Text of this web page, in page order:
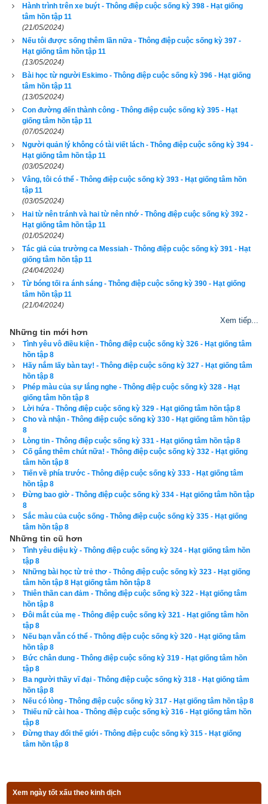
tiếng nói vọng lên:
- Tức là mẹ mày đã bỏ mày trong thùng rác đó.
Cả xe im bặt. Andy tiếp tục nói những lời cay độc:
- Mày bị bỏ trong thùng rác đó. Cũng may là có người đã
lượm mày ra, chứ nếu không, mày đã bị xe xúc rác cán nát ra
rồi.
Neil thấy như tim mình nhói lên trong lồng ngực. Cậu bé muốn
xuống xe ngay lập tức, nhưng bác tài không cho phép bởi ông
biết nhà cậu vẫn còn xa. Để xoa dịu nỗi đau của Neil, mọi
người trên xe cố làm ra vẻ bình thường, lại trò chuyện râm
ran như trước, nhưng cậu bé chẳng thể nghe được gì.
Jimmy đã đi học về trước, đang phụ mẹ nấu bữa tối trong nhà
bếp. Trên bàn ăn, phần sữa và bánh Oreos dành cho Neil vẫn
nằm đó.
- Có chuyện gì thế hả con? - Mẹ cậu hỏi ngay, đúng như cách
những bà mẹ vẫn thường làm khi cảm nhận được có gì đó
không hay xảy đến với con của mình, trước cả khi chúng kể
cho họ nghe.
Neil ấm ức kể cho mẹ và anh nghe những gì Andy đã nói.
Người mẹ lặng người trên ghế, không biết nói sao với con trai
mình. Bà biết rằng tất cả những gì bà đã đọc được trong sách
không thể nào giúp xua tan được nỗi đau khổ hiện rõ trên
gương mặt Neil vào lúc này. Khi bà
dang hai tay ra, định ôm
cậu vào lòng, Neil tuột ngay ra khỏi ghế và bỏ đi, mặt buồn
rười rượi Không biết phải giải quyết như thế nào, người mẹ
lập tức cầm lấy điện thoại gọi cho bố cậu.
Đang mải suy nghĩ, bỗng nhiên Jimmy đột ngột bật dậy. Cậu
đến bên Neil đang ôm mặt khóc thút thít, nói thật dịu dàng:
- Neil này, có những đứa trẻ thật không may vì chẳng có ai
yêu thương chúng, ngay cả khi chúng đã được nhận làm con
nuôi. Còn với em, em chính là món quà ông già Noel trao cho
Chẳng lẽ em không nhận thấy điều đó sao?
Hành trình trên xe buýt - Thông điệp cuộc sống kỳ 398 - Hạt giống
tâm hồn tập 11
(21/05/2024)
Nếu tôi được sống thêm lần nữa - Thông điệp cuộc sống kỳ 397 -
Hạt giống tâm hồn tập 11
(13/05/2024)
Bài học từ người Eskimo - Thông điệp cuộc sống kỳ 396 - Hạt giống
tâm hồn tập 11
(13/05/2024)
Con đường đến thành công - Thông điệp cuộc sống kỳ 395 - Hạt
giống tâm hồn tập 11
(07/05/2024)
Người quản lý không có tài viết lách - Thông điệp cuộc sống kỳ 394 -
Hạt giống tâm hồn tập 11
(03/05/2024)
Vâng, tôi có thể - Thông điệp cuộc sống kỳ 393 - Hạt giống tâm hồn
tập 11
(03/05/2024)
Hai từ nên tránh và hai từ nên nhớ - Thông điệp cuộc sống kỳ 392 -
Hạt giống tâm hồn tập 11
(01/05/2024)
Tác giả của trường ca Messiah - Thông điệp cuộc sống kỳ 391 - Hạt
giống tâm hồn tập 11
(24/04/2024)
Từ bóng tối ra ánh sáng - Thông điệp cuộc sống kỳ 390 - Hạt giống
tâm hồn tập 11
(21/04/2024)
Xem tiếp...
Những tin mới hơn
Tình yêu vô điều kiện - Thông điệp cuộc sống kỳ 326 - Hạt giống tâm
hồn tập 8
Hãy nắm lấy bàn tay! - Thông điệp cuộc sống kỳ 327 - Hạt giống tâm
hồn tập 8
Phép màu của sự lắng nghe - Thông điệp cuộc sống kỳ 328 - Hạt
giống tâm hồn tập 8
Lời hứa - Thông điệp cuộc sống kỳ 329 - Hạt giống tâm hồn tập 8
Cho và nhận - Thông điệp cuộc sống kỳ 330 - Hạt giống tâm hồn tập
8
Lòng tin - Thông điệp cuộc sống kỳ 331 - Hạt giống tâm hồn tập 8
Cố gắng thêm chút nữa! - Thông điệp cuộc sống kỳ 332 - Hạt giống
tâm hồn tập 8
Tiến về phía trước - Thông điệp cuộc sống kỳ 333 - Hạt giống tâm
hồn tập 8
Đừng bao giờ - Thông điệp cuộc sống kỳ 334 - Hạt giống tâm hồn tập
8
Sắc màu của cuộc sống - Thông điệp cuộc sống kỳ 335 - Hạt giống
tâm hồn tập 8
Những tin cũ hơn
Tình yêu diệu kỳ - Thông điệp cuộc sống kỳ 324 - Hạt giống tâm hồn
tập 8
Những bài học từ trẻ thơ - Thông điệp cuộc sống kỳ 323 - Hạt giống
tâm hồn tập 8 Hạt giống tâm hồn tập 8
Thiên thần can đảm - Thông điệp cuộc sống kỳ 322 - Hạt giống tâm
hồn tập 8
Đôi mắt của mẹ - Thông điệp cuộc sống kỳ 321 - Hạt giống tâm hồn
tập 8
Nếu bạn vẫn có thể - Thông điệp cuộc sống kỳ 320 - Hạt giống tâm
hồn tập 8
Bức chân dung - Thông điệp cuộc sống kỳ 319 - Hạt giống tâm hồn
tập 8
Ba người thầy vĩ đại - Thông điệp cuộc sống kỳ 318 - Hạt giống tâm
hồn tập 8
Nếu có lòng - Thông điệp cuộc sống kỳ 317 - Hạt giống tâm hồn tập 8
Thiếu nữ cài hoa - Thông điệp cuộc sống kỳ 316 - Hạt giống tâm hồn
tập 8
Đừng thay đổi thế giới - Thông điệp cuộc sống kỳ 315 - Hạt giống
tâm hồn tập 8
Xem ngày tốt xấu theo kinh dịch